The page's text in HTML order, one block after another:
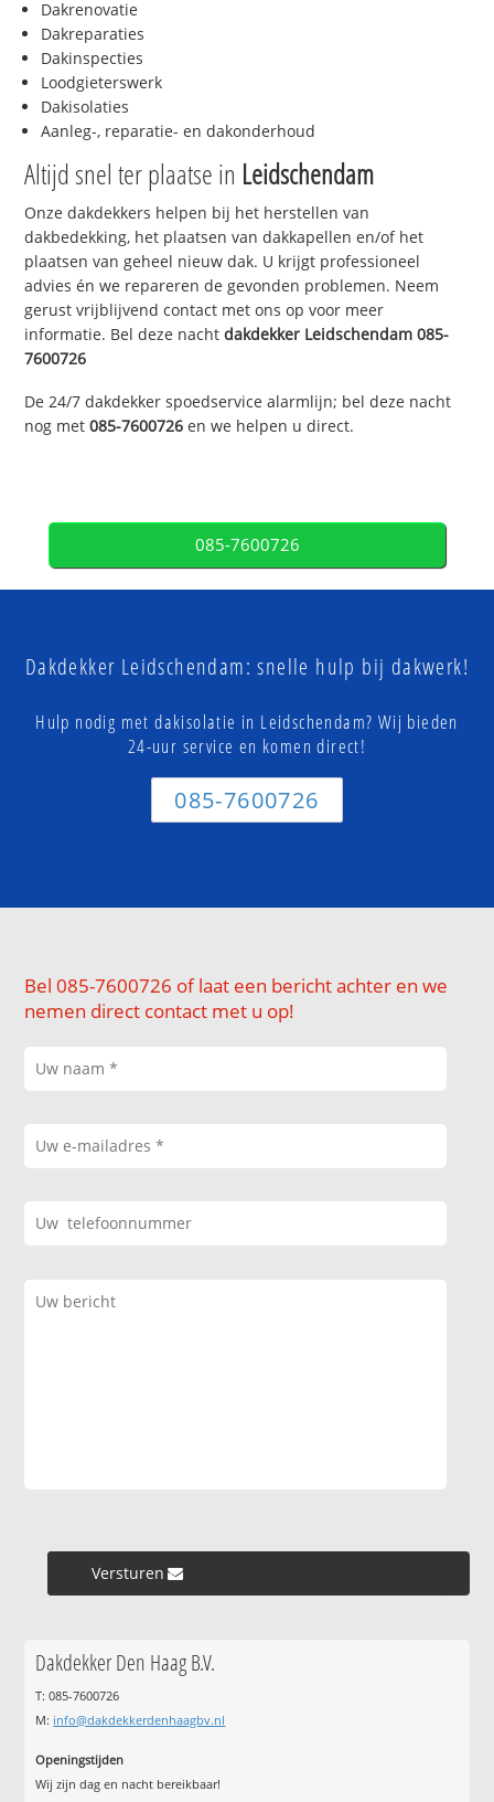
Dakrenovatie
Dakreparaties
Dakinspecties
Loodgieterswerk
Dakisolaties
Aanleg-, reparatie- en dakonderhoud
Altijd snel ter plaatse in Leidschendam
Onze dakdekkers helpen bij het herstellen van
dakbedekking, het plaatsen van dakkapellen en/of het
plaatsen van geheel nieuw dak. U krijgt professioneel
advies én we repareren de gevonden problemen. Neem
gerust vrijblijvend contact met ons op voor meer
informatie. Bel deze nachtdakdekker Leidschendam 085-
7600726
De 24/7 dakdekker spoedservice alarmlijn; bel deze nacht
nog met085-7600726 en we helpen u direct.
085-7600726
Dakdekker Leidschendam: snelle hulp bij dakwerk!
Hulp nodig met dakisolatie in Leidschendam? Wij bieden
24-uur service en komen direct!
085-7600726
Bel 085-7600726 of laat een bericht achter en we
nemen direct contact met u op!
Versturen »
Dakdekker Den Haag B.V.
T: 085-7600726
M: info@dakdekkerdenhaagbv.nl
Openingstijden
Wij zijn dag en nacht bereikbaar!